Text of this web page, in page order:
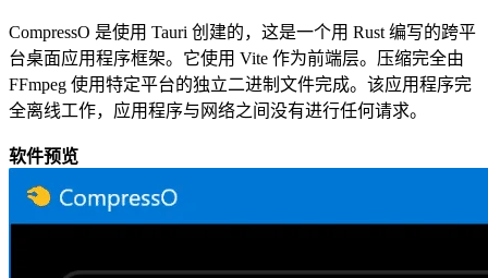
CompressO 是使用 Tauri 创建的，这是一个用 Rust 编写的跨平
台桌面应用程序框架。它使用 Vite 作为前端层。压缩完全由
FFmpeg 使用特定平台的独立二进制文件完成。该应用程序完
全离线工作，应用程序与网络之间没有进行任何请求。
软件预览